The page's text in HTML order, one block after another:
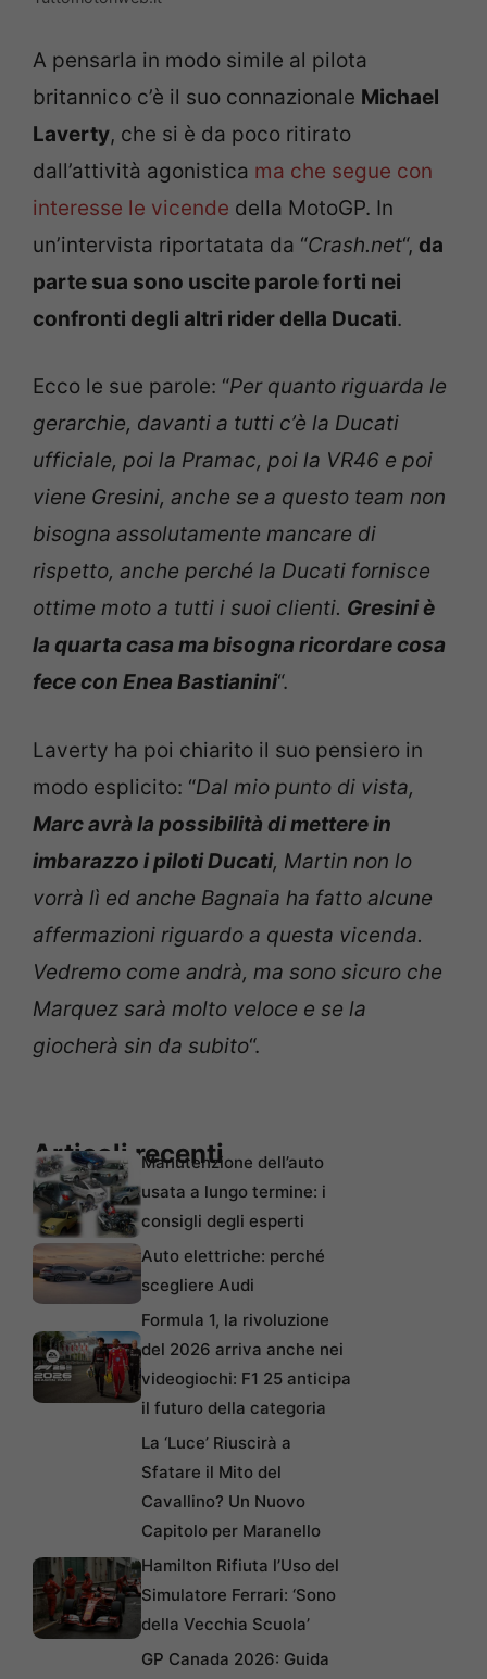
A pensarla in modo simile al pilota
britannico c’è il suo connazionale Michael
Laverty, che si è da poco ritirato
dall’attività agonistica ma che segue con
interesse le vicende della MotoGP. In
un’intervista riportatata da “Crash.net“, da
parte sua sono uscite parole forti nei
confronti degli altri rider della Ducati.
Ecco le sue parole: “Per quanto riguarda le
gerarchie, davanti a tutti c’è la Ducati
ufficiale, poi la Pramac, poi la VR46 e poi
viene Gresini, anche se a questo team non
bisogna assolutamente mancare di
rispetto, anche perché la Ducati fornisce
ottime moto a tutti i suoi clienti. Gresini è
la quarta casa ma bisogna ricordare cosa
fece con Enea Bastianini“.
Laverty ha poi chiarito il suo pensiero in
modo esplicito: “Dal mio punto di vista,
Marc avrà la possibilità di mettere in
imbarazzo i piloti Ducati, Martin non lo
vorrà lì ed anche Bagnaia ha fatto alcune
affermazioni riguardo a questa vicenda.
Vedremo come andrà, ma sono sicuro che
Marquez sarà molto veloce e se la
giocherà sin da subito“.
Articoli recentiManutenzione dell’auto
usata a lungo termine: i
consigli degli esperti
Auto elettriche: perché
scegliere Audi
Formula 1, la rivoluzione
del 2026 arriva anche nei
videogiochi: F1 25 anticipa
il futuro della categoria
La ‘Luce’ Riuscirà a
Sfatare il Mito del
Cavallino? Un Nuovo
Capitolo per Maranello
Hamilton Rifiuta l’Uso del
Simulatore Ferrari: ‘Sono
della Vecchia Scuola’
GP Canada 2026: Guida